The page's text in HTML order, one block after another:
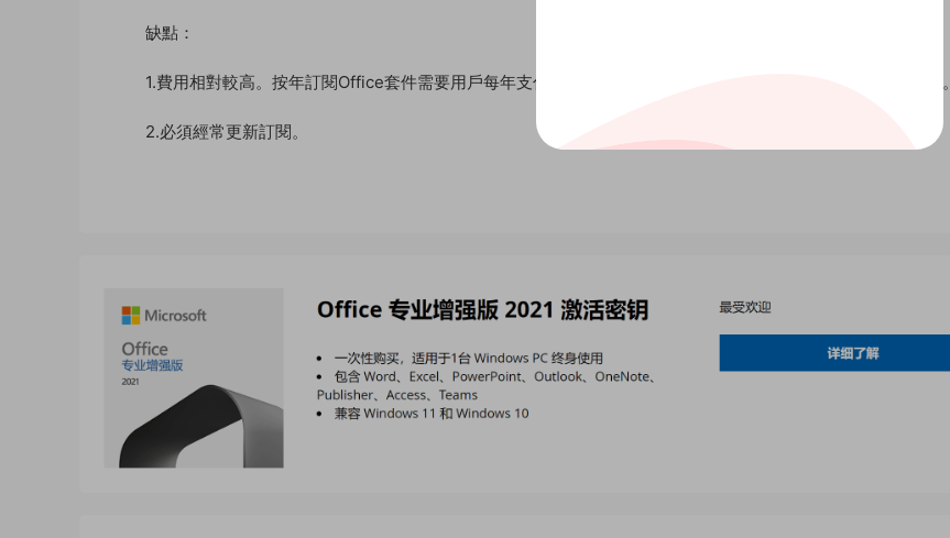
缺點：
1.費用相對較高。按年訂閱Office套件需要用戶每年支付一定費用，總費用可能會比一次性買斷Office套件更高。
2.必須經常更新訂閱。